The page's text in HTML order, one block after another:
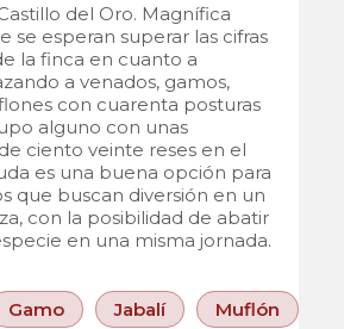
del Oro. Magnífica
se esperan superar las cifras
la finca en cuanto a
a venados, gamos,
con cuarenta posturas
alguno con unas
ciento veinte reses en el
es una buena opción para
que buscan diversión en un
con la posibilidad de abatir
en una misma jornada.
Gamo Jabalí Muflón